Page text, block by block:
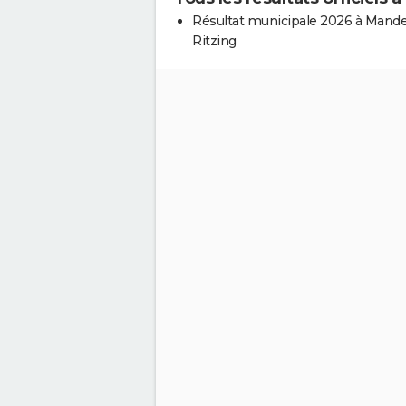
Résultat municipale 2026 à
Ritzing